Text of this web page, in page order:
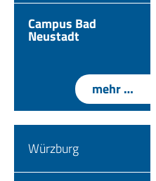
Campus Bad
Neustadt
mehr …
Würzburg